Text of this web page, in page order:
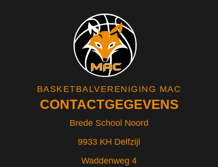
BASKETBALVERENIGING MAC
CONTACTGEGEVENS
Brede School Noord
9933 KH Delfzijl
Waddenweg 4